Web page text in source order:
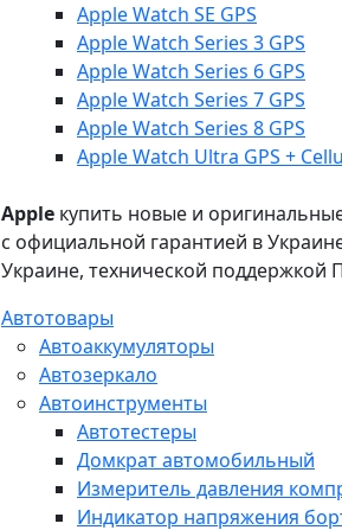
Apple Watch SE GPS
Apple Watch Series 3 GPS
Apple Watch Series 6 GPS
Apple Watch Series 7 GPS
Apple Watch Series 8 GPS
Apple Watch Ultra GPS +
Apple купить новые и
с официальной гарантией в
Украине, технической поддержкой
Автотовары
Автоаккумуляторы
Автозеркало
Автоинструменты
Автотестеры
Домкрат автомобильный
Измеритель давления
Индикатор напряжения